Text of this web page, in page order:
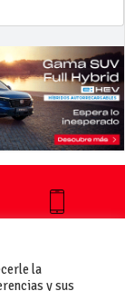
+34 627 35
la
y sus